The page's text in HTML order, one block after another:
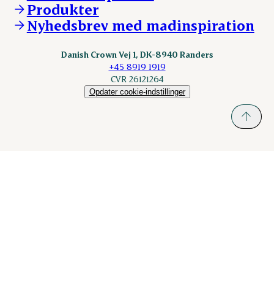
KLS.se
nordicspoor.com
Scanhide.dk
Produkter
Nyhedsbrev med madinspiration
Danish Crown Vej 1, DK-8940 Randers
+45 8919 1919
CVR 26121264
Opdater cookie-indstillinger